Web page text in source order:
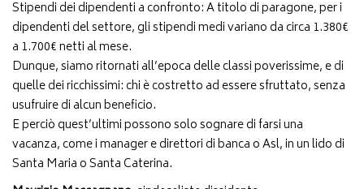
Stipendi dei dipendenti a confronto: A titolo di paragone, per i
dipendenti del settore, gli stipendi medi variano da circa 1.380€
a 1.700€ netti al mese.
Dunque, siamo ritornati all’epoca delle classi poverissime, e di
quelle dei ricchissimi: chi è costretto ad essere sfruttato, senza
usufruire di alcun beneficio.
E perciò quest’ultimi possono solo sognare di farsi una
vacanza, come i manager e direttori di banca o Asl, in un lido di
Santa Maria o Santa Caterina.